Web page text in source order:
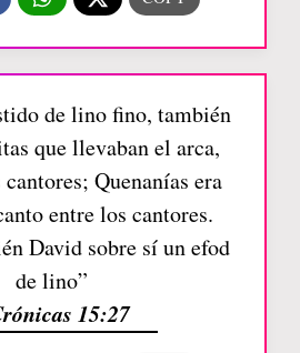
de lino fino, también
que llevaban el arca,
Quenanías era
entre los cantores.
David sobre sí un efod
de lino”
15:27